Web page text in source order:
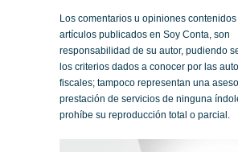
Los comentarios u opiniones
artículos publicados en Soy Conta, son
responsabilidad de su autor, pudiendo
los criterios dados a conocer por las
fiscales; tampoco representan una
prestación de servicios de ninguna
prohíbe su reproducción total o parcial.